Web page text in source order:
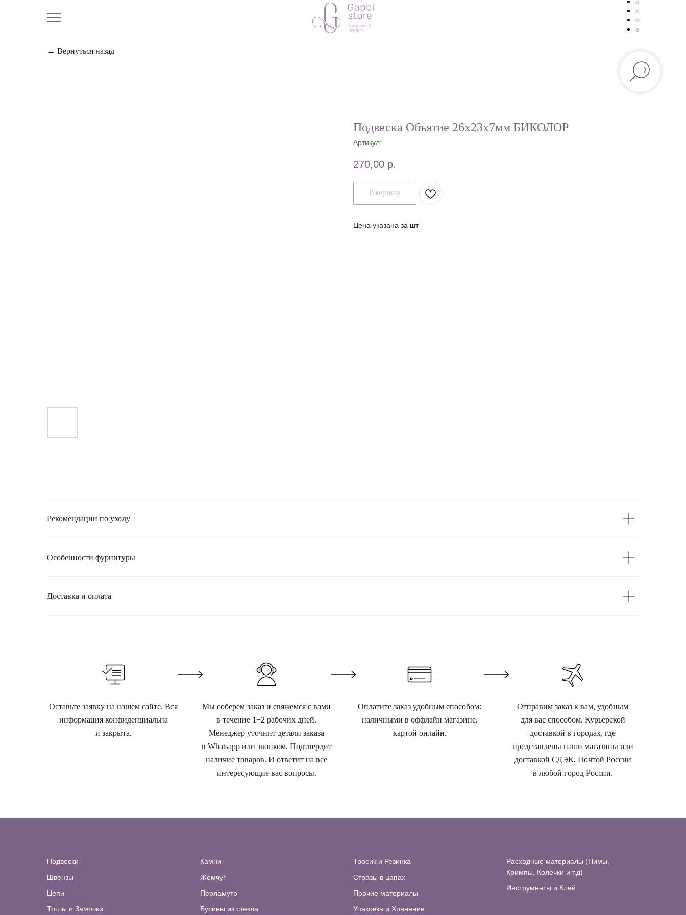
← Вернуться назад
Подвеска Объятие 26х23х7мм БИКОЛОР
Артикул:
270,00 р.
В корзину
Цена указана за шт
Рекомендации по уходу
Особенности фурнитуры
Доставка и оплата
Оставьте заявку на нашем сайте. Вся
информация конфиденциальна
и закрыта.
Мы соберем заказ и свяжемся с вами
в течение 1−2 рабочих дней.
Менеджер уточнит детали заказа
в Whatsapp или звонком. Подтвердит
наличие товаров. И ответит на все
интересующие вас вопросы.
Оплатите заказ удобным способом:
наличными в оффлайн магазине,
картой онлайн.
Отправим заказ к вам, удобным
для вас способом. Курьерской
доставкой в городах, где
представлены наши магазины или
доставкой СДЭК, Почтой России
в любой город России.
Подвески
Швензы
Цепи
Тоглы и Замочки
Камни
Жемчуг
Перламутр
Бусины из стекла
Тросик и Резинка
Стразы в цапах
Прочие материалы
Упаковка и Хранение
Расходные материалы (Пимы,
Кримпы, Колечки и т.д)
Инструменты и Клей